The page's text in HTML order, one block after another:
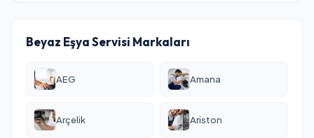
Beyaz Eşya Servisi Markaları
AEG Amana
Arçelik Ariston